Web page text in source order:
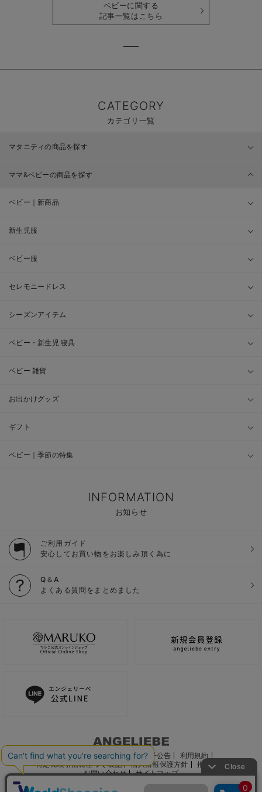
ベビーに関する
記事一覧はこちら
CATEGORY
カテゴリ一覧
マタニティの商品を探す
ママ&ベビーの商品を探す
ベビー｜新商品
新生児服
ベビー服
セレモニードレス
シーズンアイテム
ベビー・新生児 寝具
ベビー 雑貨
お出かけグッズ
ギフト
ベビー｜季節の特集
INFORMATION
お知らせ
ご利用ガイド
安心してお買い物をお楽しみ頂く為に
Q＆A
よくある質問をまとめました
ご利用ガイド 会社概要 電子公告
利用規約
特定商取引法に基づく表記
個人情報保護方針
推奨環境
お問い合わせ
サイトマップ